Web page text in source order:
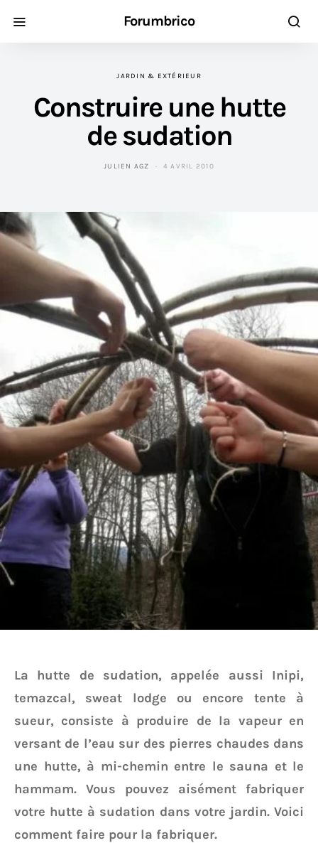
Forumbrico
JARDIN & EXTÉRIEUR
Construire une hutte
de sudation
JULIEN AGZ 4 AVRIL 2010
La hutte de sudation, appelée aussi Inipi,
temazcal, sweat lodge ou encore tente à
sueur, consiste à produire de la vapeur en
versant de l’eau sur des pierres chaudes dans
une hutte, à mi-chemin entre le sauna et le
hammam. Vous pouvez aisément fabriquer
votre hutte à sudation dans votre jardin. Voici
comment faire pour la fabriquer.